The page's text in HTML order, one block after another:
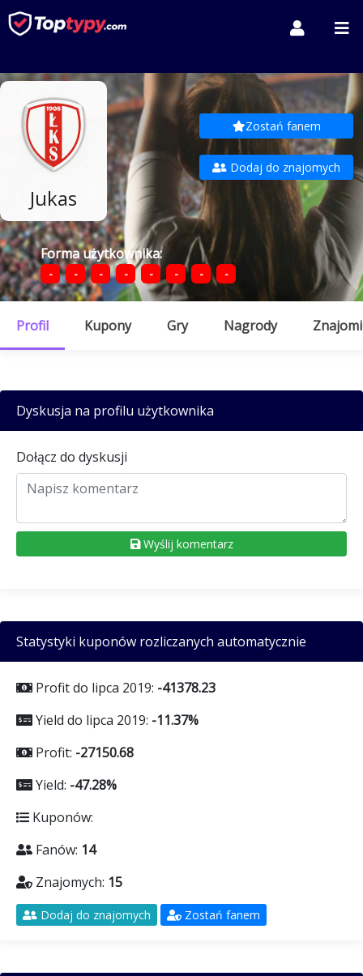
Jukas
Zostań fanem
Dodaj do znajomych
Forma użytkownika:
- - - - - - - -
Profil Kupony Gry Nagrody Znajomi
Dyskusja na profilu użytkownika
Dołącz do dyskusji
Wyślij komentarz
Statystyki kuponów rozliczanych automatycznie
Profit do lipca 2019: -41378.23
Yield do lipca 2019: -11.37%
Profit: -27150.68
Yield: -47.28%
Kuponów:
Fanów: 14
Znajomych: 15
Dodaj do znajomych Zostań fanem